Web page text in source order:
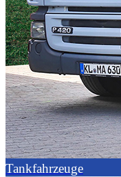
Tankfahrzeuge